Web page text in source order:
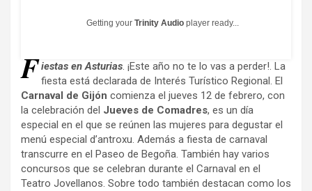
Getting your Trinity Audio player ready...
Fiestas en Asturias. ¡Este año no te lo vas a perder!. La
fiesta está declarada de Interés Turístico Regional. El
Carnaval de Gijón comienza el jueves 12 de febrero, con
la celebración del Jueves de Comadres, es un día
especial en el que se reúnen las mujeres para degustar el
menú especial d’antroxu. Además a fiesta de carnaval
transcurre en el Paseo de Begoña. También hay varios
concursos que se celebran durante el Carnaval en el
Teatro Jovellanos. Sobre todo también destacan como los